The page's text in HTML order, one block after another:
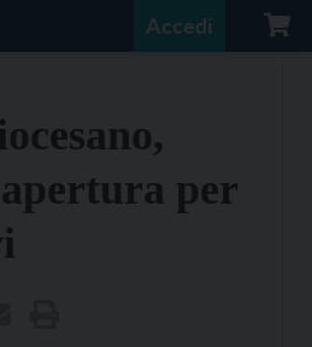
Accedi
per